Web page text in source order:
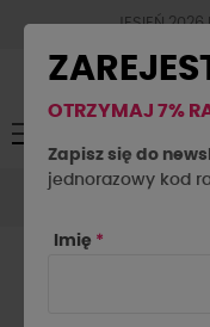
JESIEŃ 2026
Toggle
navigation
☰
Spódnice
OTRZYMAJ 7%
Zapisz się do
jednorazowy kod
Imię *